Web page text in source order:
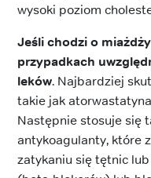
wysoki poziom
Jeśli chodzi o
przypadkach
leków. Najbardziej
takie jak
Następnie stosuje się
antykoagulanty, które
zatykaniu się tętnic